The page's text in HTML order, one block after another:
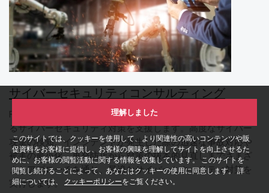
このサイトでは、クッキーを使用して、より関連性の高いコンテンツや販
促資料をお客様に提供し、お客様の興味を理解してサイトを向上させるた
めに、お客様の閲覧活動に関する情報を収集しています。 このサイトを
閲覧し続けることによって、あなたはクッキーの使用に同意します。 詳
細については、 クッキーポリシーをご覧ください。
理解しました
サイバーセキュリティコンサルティング
PwCは、企業のITシステム、OTシステム、IoTの領域におけ
るサイバーセキュリティ対策を支援します。高度なサイバー
攻撃の検知、インシデントが発生した際の迅速な事故対応や
被害の最小化、再発防止から対策の抜本的見直しまでさまざ
まなアプローチを通じ、最適なサイバーセキュリティ対策を
実行します。